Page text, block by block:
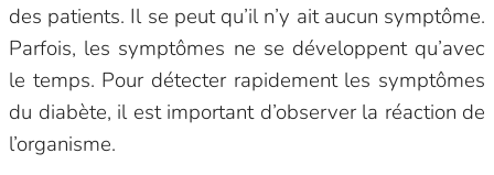
des patients. Il se peut qu’il n’y ait aucun symptôme.
Parfois, les symptômes ne se développent qu’avec
le temps. Pour détecter rapidement les symptômes
du diabète, il est important d’observer la réaction de
l’organisme.